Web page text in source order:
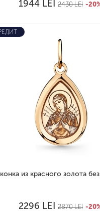
1944 LEI 2430LEI -
из красного золота
2296 LEI 2870LEI -